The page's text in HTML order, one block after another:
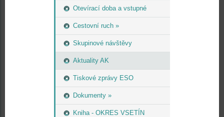
Otevírací doba a vstupné
Cestovní ruch »
Skupinové návštěvy
Aktuality AK
Tiskové zprávy ESO
Dokumenty »
Kniha - OKRES VSETÍN